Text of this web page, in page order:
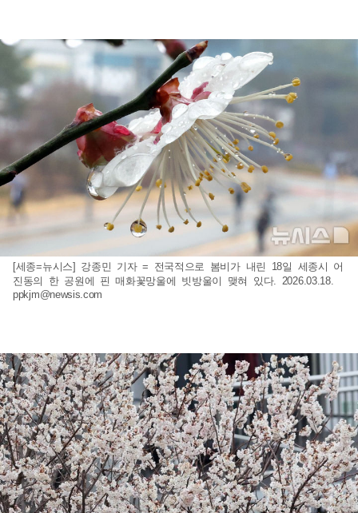
[세종=뉴시스] 강종민 기자 = 전국적으로 봄비가 내린 18일 세종시 어
진동의 한 공원에 핀 매화꽃망울에 빗방울이 맺혀 있다. 2026.03.18.
ppkjm@newsis.com